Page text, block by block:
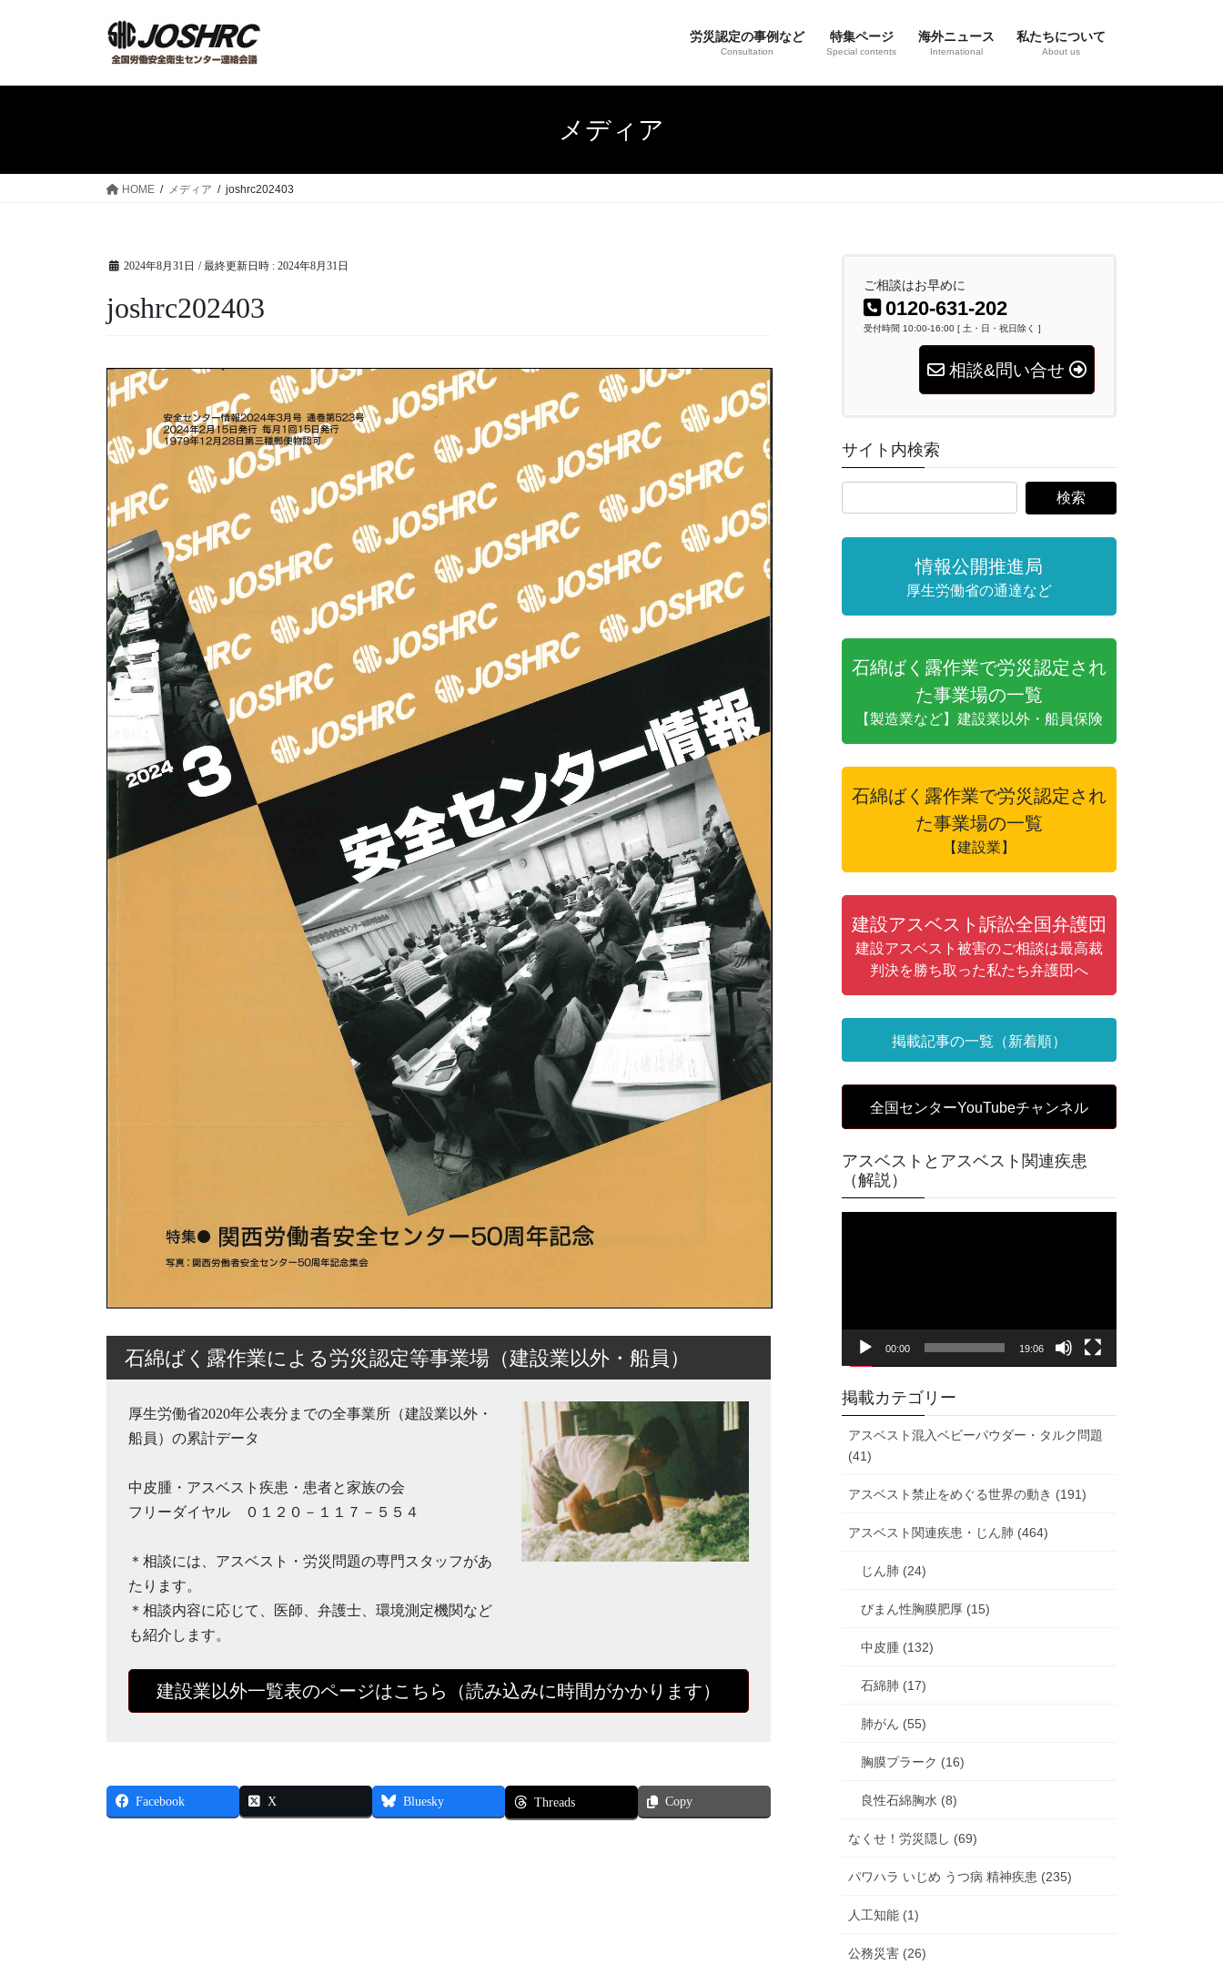
労災認定の事例など
Consultation
特集ページ
Special contents
海外ニュース
International
私たちについて
About us
メディア
HOME メディア joshrc202403
2024年8月31日 / 最終更新日時 : 2024年8月31日
joshrc202403
石綿ばく露作業による労災認定等事業場（建設業以外・船員）
厚生労働省2020年公表分までの全事業所（建設業以外・
船員）の累計データ
中皮腫・アスベスト疾患・患者と家族の会
フリーダイヤル ０１２０－１１７－５５４
＊相談には、アスベスト・労災問題の専門スタッフがあ
たります。
＊相談内容に応じて、医師、弁護士、環境測定機関など
も紹介します。
建設業以外一覧表のページはこちら（読み込みに時間がかかります）
Facebook X Bluesky Threads Copy
ご相談はお早めに
0120-631-202
受付時間 10:00-16:00 [ 土・日・祝日除く ]
相談&問い合せ
サイト内検索
情報公開推進局
厚生労働省の通達など
石綿ばく露作業で労災認定され
た事業場の一覧
【製造業など】建設業以外・船員保険
石綿ばく露作業で労災認定され
た事業場の一覧
【建設業】
建設アスベスト訴訟全国弁護団
建設アスベスト被害のご相談は最高裁
判決を勝ち取った私たち弁護団へ
掲載記事の一覧（新着順）
全国センターYouTubeチャンネル
アスベストとアスベスト関連疾患
（解説）
ヤ
00:00 19:06
掲載カテゴリー
アスベスト混入ベビーパウダー・タルク問題
(41)
アスベスト禁止をめぐる世界の動き (191)
アスベスト関連疾患・じん肺 (464)
じん肺 (24)
びまん性胸膜肥厚 (15)
中皮腫 (132)
石綿肺 (17)
肺がん (55)
胸膜プラーク (16)
良性石綿胸水 (8)
なくせ！労災隠し (69)
パワハラ いじめ うつ病 精神疾患 (235)
人工知能 (1)
公務災害 (26)